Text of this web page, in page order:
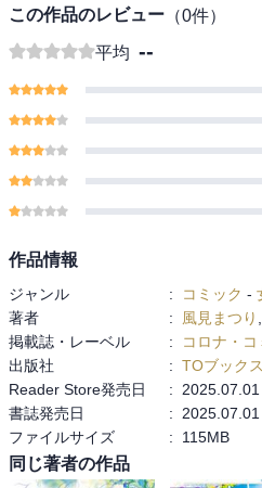
この作品のレビュー （0件）
平均 --
作品情報
ジャンル : コミック -
著者
: 風見まつり
掲載誌・レーベル
:
コロナ・コ
出版社
: TOブックス
Reader Store発売日
:
2025.07.01
書誌発売日
:
2025.07.01
ファイルサイズ
: 115MB
同じ著者の作品